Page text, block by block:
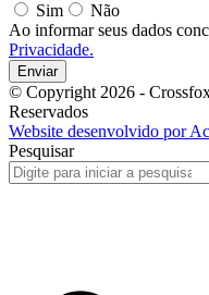
Sim
Não
Ao informar seus dados
Privacidade.
Enviar
© Copyright 2026 -
Reservados
Website desenvolvido por
Pesquisar